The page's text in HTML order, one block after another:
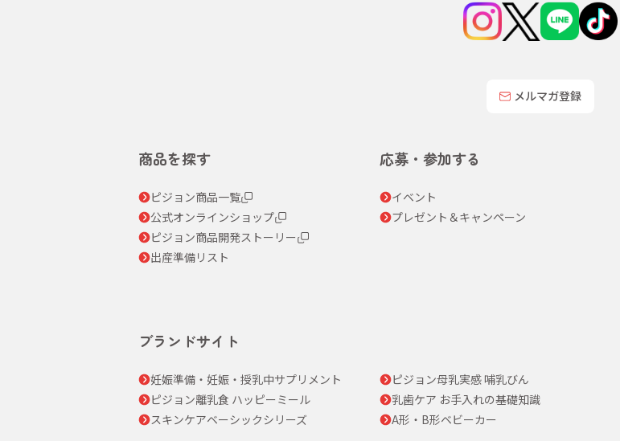
メルマガ登録
商品を探す
ピジョン商品一覧
公式オンラインショップ
ピジョン商品開発ストーリー
出産準備リスト
応募・参加する
イベント
プレゼント＆キャンペーン
ブランドサイト
妊娠準備・妊娠・授乳中サプリメント ピジョン母乳実感 哺乳びん
ピジョン離乳食 ハッピーミール
乳歯ケア お手入れの基礎知識
スキンケアベーシックシリーズ
A形・B形ベビーカー